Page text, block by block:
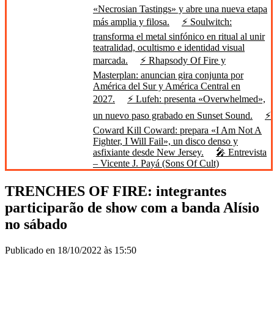
«Necrosian Tastings» y abre una nueva etapa
más amplia y filosa.
⚡ Soulwitch:
transforma el metal sinfónico en ritual al unir
teatralidad, ocultismo e identidad visual
marcada.
⚡ Rhapsody Of Fire y
Masterplan: anuncian gira conjunta por
América del Sur y América Central en
2027.
⚡ Lufeh: presenta «Overwhelmed»,
un nuevo paso grabado en Sunset Sound.
⚡
Coward Kill Coward: prepara «I Am Not A
Fighter, I Will Fail», un disco denso y
asfixiante desde New Jersey.
🎤 Entrevista
– Vicente J. Payá (Sons Of Cult)
TRENCHES OF FIRE: integrantes
participarão de show com a banda Alísio
no sábado
Publicado en 18/10/2022 às 15:50